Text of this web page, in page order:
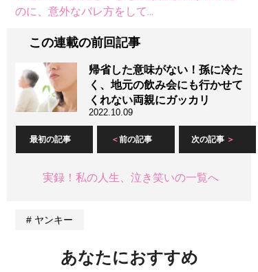
のに、意外なバレ方をして...
この連載の前回記事
帰省した意味がない！孫に冷た
く、地元の飲み会にも行かせて
くれない両親にガッカリ
2022.10.09
最初の記事 前の記事 次の記事
実録！私の人生、泣き笑いの一覧へ
ヤンキー
あなたにおすすめ